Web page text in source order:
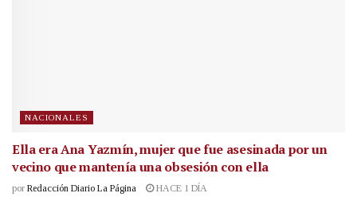
NACIONALES
Ella era Ana Yazmín, mujer que fue asesinada por un
vecino que mantenía una obsesión con ella
por Redacción Diario La Página HACE 1 DÍA